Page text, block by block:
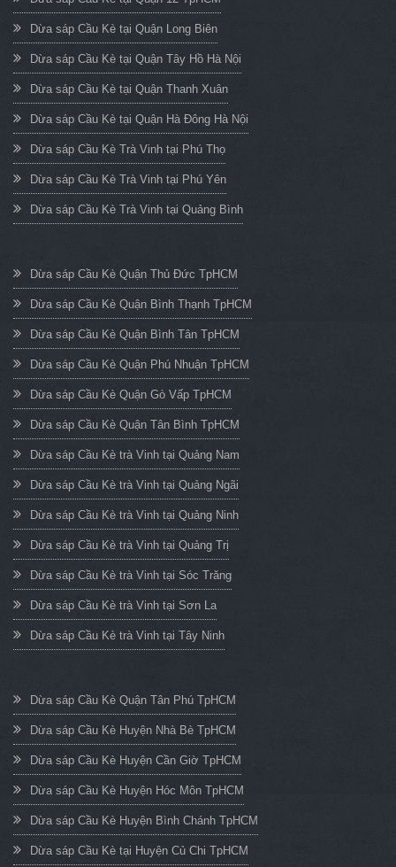
Dừa sáp Cầu Kè tại Quận Long Biên
Dừa sáp Cầu Kè tại Quận Tây Hồ Hà Nội
Dừa sáp Cầu Kè tại Quận Thanh Xuân
Dừa sáp Cầu Kè tại Quận Hà Đông Hà Nội
Dừa sáp Cầu Kè Trà Vinh tại Phú Thọ
Dừa sáp Cầu Kè Trà Vinh tại Phú Yên
Dừa sáp Cầu Kè Trà Vinh tại Quảng Bình
Dừa sáp Cầu Kè Quận Thủ Đức TpHCM
Dừa sáp Cầu Kè Quận Bình Thạnh TpHCM
Dừa sáp Cầu Kè Quận Bình Tân TpHCM
Dừa sáp Cầu Kè Quận Phú Nhuận TpHCM
Dừa sáp Cầu Kè Quận Gò Vấp TpHCM
Dừa sáp Cầu Kè Quận Tân Bình TpHCM
Dừa sáp Cầu Kè trà Vinh tại Quảng Nam
Dừa sáp Cầu Kè trà Vinh tại Quảng Ngãi
Dừa sáp Cầu Kè trà Vinh tại Quảng Ninh
Dừa sáp Cầu Kè trà Vinh tại Quảng Trị
Dừa sáp Cầu Kè trà Vinh tại Sóc Trăng
Dừa sáp Cầu Kè trà Vinh tại Sơn La
Dừa sáp Cầu Kè trà Vinh tại Tây Ninh
Dừa sáp Cầu Kè Quận Tân Phú TpHCM
Dừa sáp Cầu Kè Huyện Nhà Bè TpHCM
Dừa sáp Cầu Kè Huyện Cần Giờ TpHCM
Dừa sáp Cầu Kè Huyện Hóc Môn TpHCM
Dừa sáp Cầu Kè Huyện Bình Chánh TpHCM
Dừa sáp Cầu Kè tại Huyện Củ Chi TpHCM